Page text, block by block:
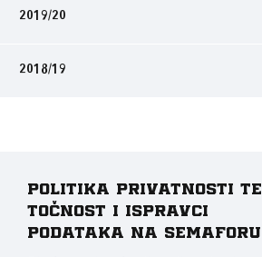
2019/20
2018/19
Politika privatnosti te
točnost i ispravci
podataka na Semaforu